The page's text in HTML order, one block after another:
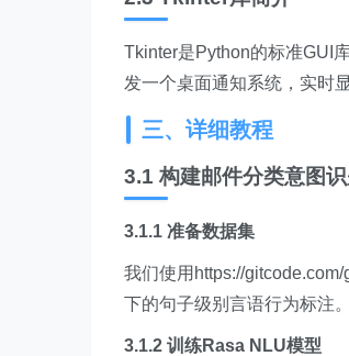
Tkinter是Python的标准GUI
发一个桌面通知系统，实时
三、详细教程
3.1 构建邮件分类意图
3.1.1 准备数据集
我们使用https://
下的句子级别言语行为标注。
3.1.2 训练Rasa NLU模型